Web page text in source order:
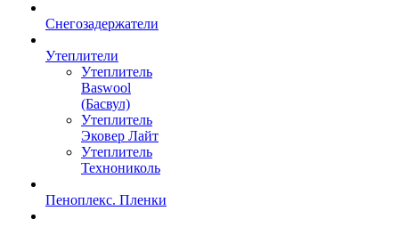
Снегозадержатели
Утеплители
Утеплитель
Baswool
(Басвул)
Утеплитель
Эковер Лайт
Утеплитель
Технониколь
Пеноплекс. Пленки